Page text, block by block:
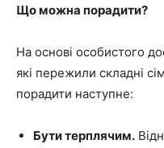
Що можна порадити?
На основі особистого
які пережили складні
порадити наступне:
Бути терплячим.